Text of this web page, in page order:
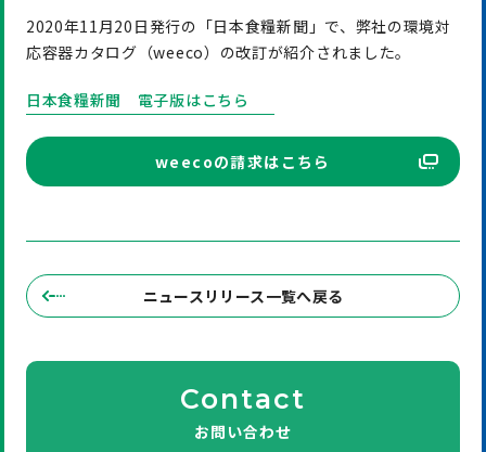
2020年11月20日発行の「日本食糧新聞」で、弊社の環境対
応容器カタログ（weeco）の改訂が紹介されました。
日本食糧新聞 電子版はこちら
weecoの請求はこちら
ニュースリリース一覧へ戻る
Contact
お問い合わせ